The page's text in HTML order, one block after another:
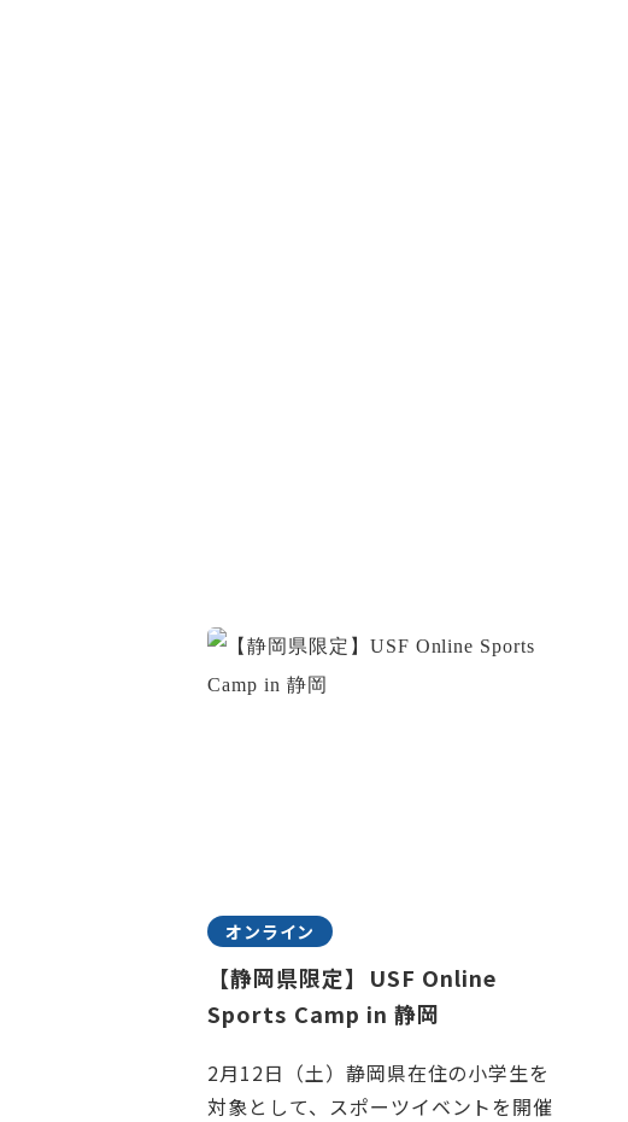
オンライン
【静岡県限定】USF Online
Sports Camp in 静岡
2月12日（土）静岡県在住の小学生を
対象として、スポーツイベントを開催